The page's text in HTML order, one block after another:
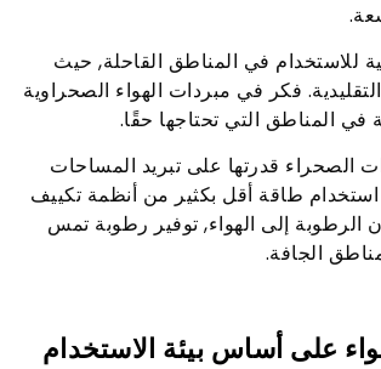
للاستخدام في المناطق القاحلة, حيث
تكافح وحدات AC التقليدية. فكر في مبردات الهواء الصحراوية
في المناطق التي تحتاجها حقًا.
الصحراء قدرتها على تبريد المساحات
استخدام طاقة أقل بكثير من أنظمة تكييف
الرطوبة إلى الهواء, توفير رطوبة تمس
الجافة.
على أساس بيئة الاستخدام